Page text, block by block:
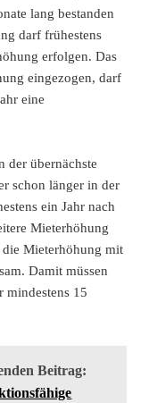
lang bestanden
darf frühestens
erfolgen. Das
eingezogen, darf
eine
der übernächste
schon länger in der
ein Jahr nach
Mieterhöhung
Mieterhöhung mit
Damit müssen
mindestens 15
Beitrag: